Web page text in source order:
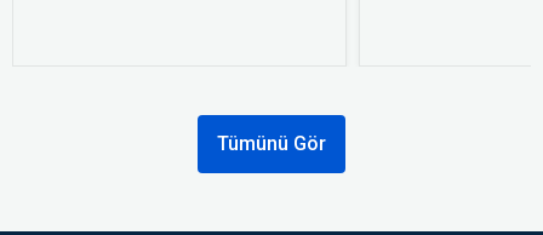
Tümünü Gör